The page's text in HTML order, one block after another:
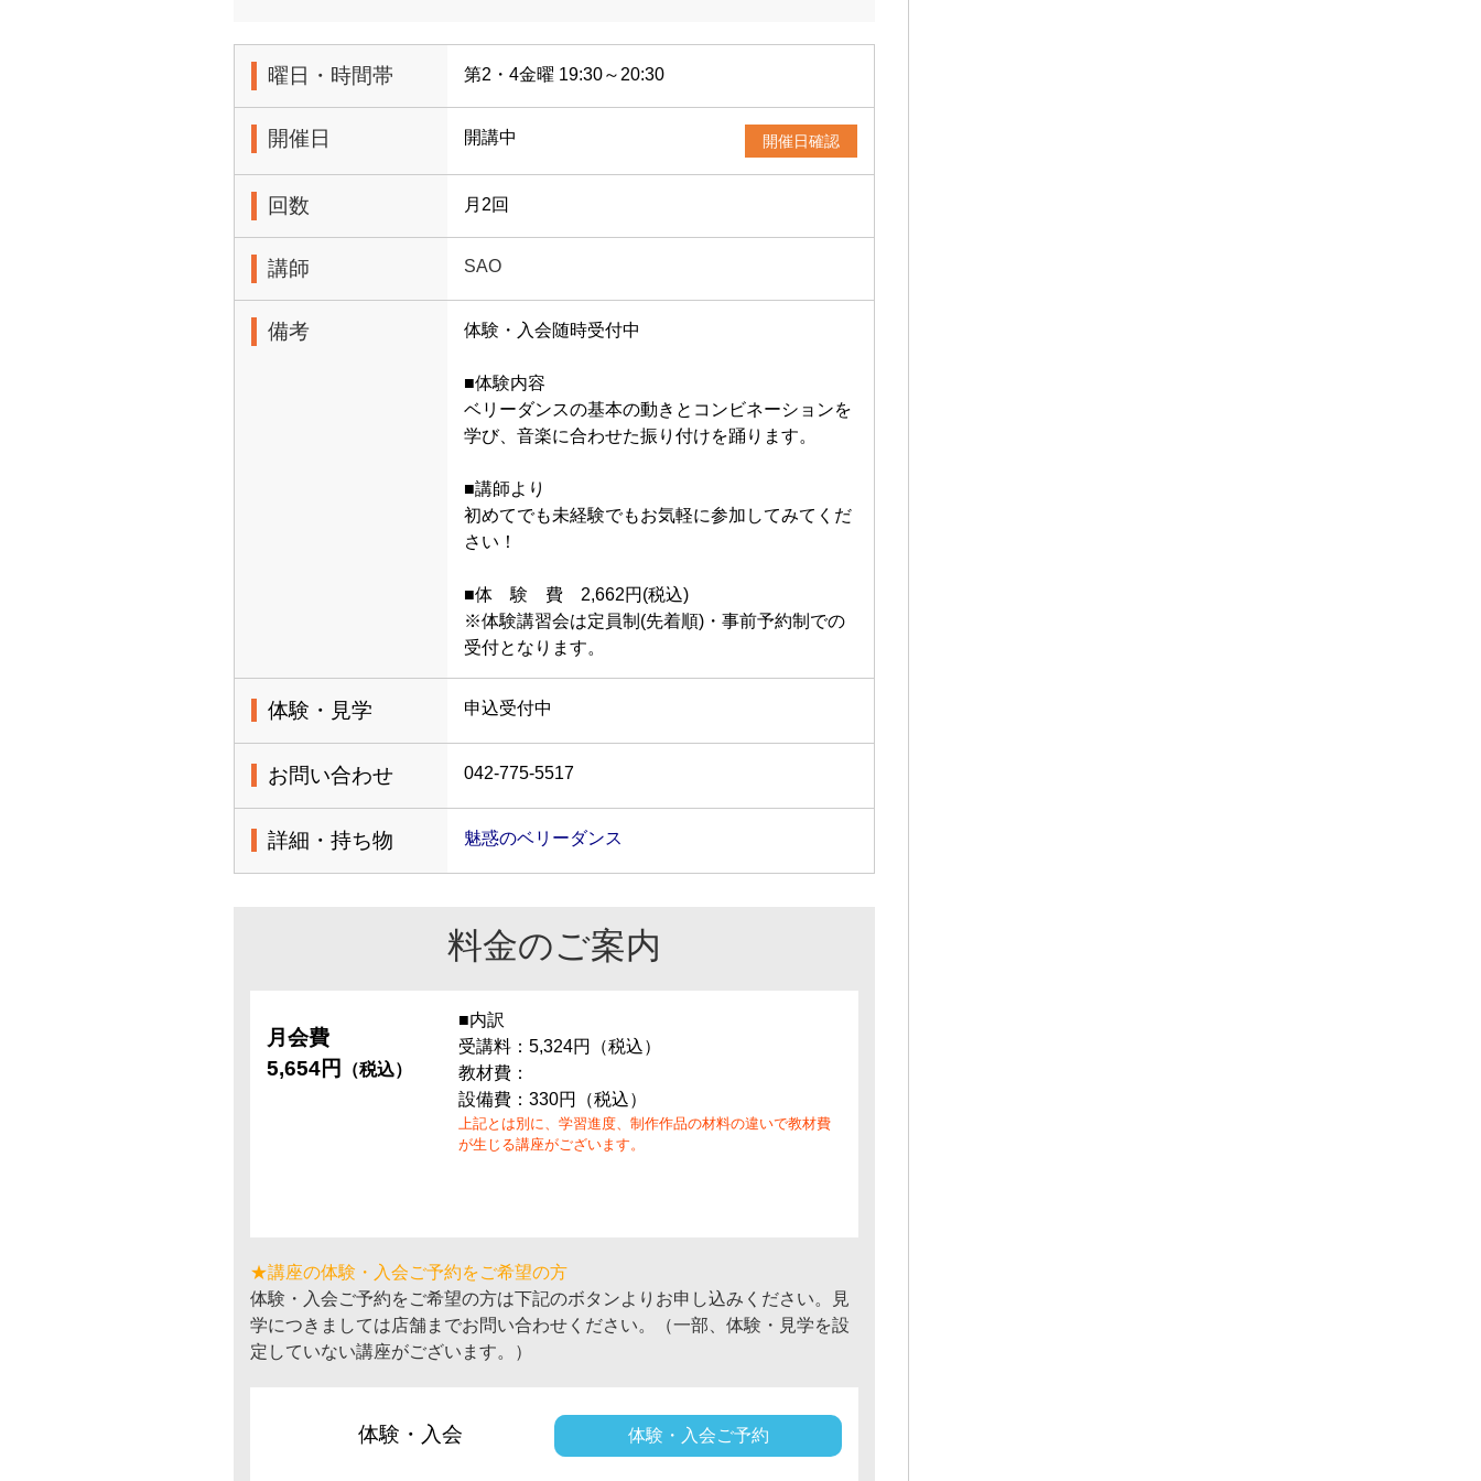
曜日・時間帯 第2・4金曜 19:30～20:30
開催日 開講中 開催日確認
回数 月2回
講師 SAO
備考 体験・入会随時受付中
■体験内容
ベリーダンスの基本の動きとコンビネーションを
学び、音楽に合わせた振り付けを踊ります。
■講師より
初めてでも未経験でもお気軽に参加してみてくだ
さい！
■体 験 費 2,662円(税込)
※体験講習会は定員制(先着順)・事前予約制での
受付となります。
体験・見学 申込受付中
お問い合わせ 042-775-5517
詳細・持ち物 魅惑のベリーダンス
料金のご案内
月会費
5,654円
（税込）
■内訳
受講料：5,324円（税込）
教材費：
設備費：330円（税込）
上記とは別に、学習進度、制作作品の材料の違いで教材費
が生じる講座がございます。
★講座の体験・入会ご予約をご希望の方
体験・入会ご予約をご希望の方は下記のボタンよりお申し込みください。見
学につきましては店舗までお問い合わせください。（一部、体験・見学を設
定していない講座がございます。）
体験・入会 体験・入会ご予約